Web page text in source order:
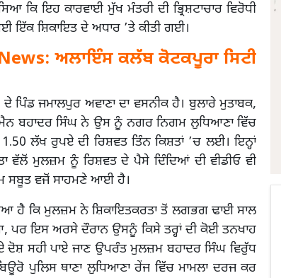
ਕਿ ਇਹ ਕਾਰਵਾਈ ਮੁੱਖ ਮੰਤਰੀ ਦੀ ਭ੍ਰਿਸ਼ਟਾਚਾਰ ਵਿਰੋਧੀ
ਇੱਕ ਸ਼ਿਕਾਇਤ ਦੇ ਅਧਾਰ ’ਤੇ ਕੀਤੀ ਗਈ।
ਅਲਾਇੰਸ ਕਲੱਬ ਕੋਟਕਪੂਰਾ ਸਿਟੀ
ਜਮਾਲਪੁਰ ਅਵਾਣਾ ਦਾ ਵਸਨੀਕ ਹੈ। ਬੁਲਾਰੇ ਮੁਤਾਬਕ,
ਬਹਾਦਰ ਸਿੰਘ ਨੇ ਉਸ ਨੂੰ ਨਗਰ ਨਿਗਮ ਲੁਧਿਆਣਾ ਵਿੱਚ
ਲੱਖ ਰੁਪਏ ਦੀ ਰਿਸ਼ਵਤ ਤਿੰਨ ਕਿਸ਼ਤਾਂ ’ਚ ਲਈ। ਇਨ੍ਹਾਂ
ਵੱਲੋਂ ਮੁਲਜ਼ਮ ਨੂੰ ਰਿਸ਼ਵਤ ਦੇ ਪੈਸੇ ਦਿੰਦਿਆਂ ਦੀ ਵੀਡੀਓ ਵੀ
ਸਬੂਤ ਵਜੋਂ ਸਾਹਮਣੇ ਆਈ ਹੈ।
ਹੈ ਕਿ ਮੁਲਜ਼ਮ ਨੇ ਸ਼ਿਕਾਇਤਕਰਤਾ ਤੋਂ ਲਗਭਗ ਢਾਈ ਸਾਲ
ਪਰ ਇਸ ਅਰਸੇ ਦੌਰਾਨ ਉਸਨੂੰ ਕਿਸੇ ਤਰ੍ਹਾਂ ਦੀ ਕੋਈ ਤਨਖਾਹ
ਦੋਸ਼ ਸਹੀ ਪਾਏ ਜਾਣ ਉਪਰੰਤ ਮੁਲਜ਼ਮ ਬਹਾਦਰ ਸਿੰਘ ਵਿਰੁੱਧ
ਪੁਲਿਸ ਥਾਣਾ ਲੁਧਿਆਣਾ ਰੇਂਜ ਵਿੱਚ ਮਾਮਲਾ ਦਰਜ ਕਰ